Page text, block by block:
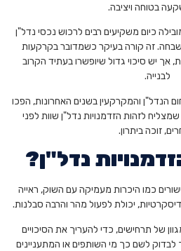
בטוחה ויציבה.
כיום משקיעים רבים לרכוש נכסי נדל"ן
זה קורה בעיקר כשמדובר בקרקעות
אך יש סיכוי גדול שיופשרו בעתיד הקרוב
לבנייה.
הנדל"ן והמקרקעין בשנים האחרונות, הפכו
לזהות הזדמנויות נדל"ן שוות לפני
זוכה ביתרון.
נדל"ן?
כמו היכרות מעמיקה עם השוק, ראייה
יכולת לפעול מהר והרבה סבלנות.
של תרחישים, כדי להעריך את הסיכויים
לבדוק לשם כך מי השותפים או המתעניינים